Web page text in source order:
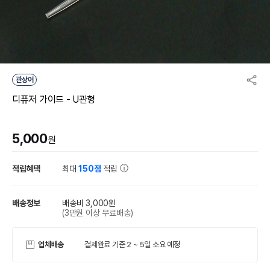
관상어
디퓨저 가이드 - U관형
5,000원
적립혜택 최대150점 적립
배송정보
배송비 3,000원
(3만원 이상 무료배송)
업체배송 결제완료 기준 2 ~ 5일 소요 예정